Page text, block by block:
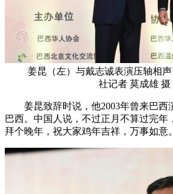
姜昆（左）与戴志诚表演压轴相
社记者 莫成雄 摄
姜昆致辞时说，他2003年曾来巴西
巴西。中国人说，不过正月不算过完年
拜个晚年，祝大家鸡年吉祥，万事如意。